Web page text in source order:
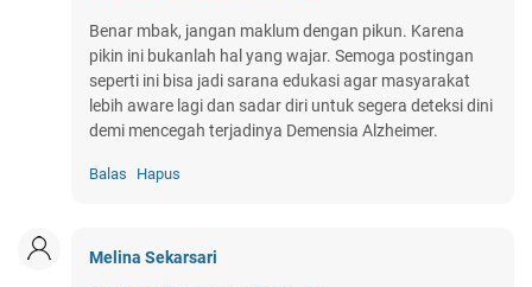
Benar mbak, jangan maklum dengan pikun. Karena
pikin ini bukanlah hal yang wajar. Semoga postingan
seperti ini bisa jadi sarana edukasi agar masyarakat
lebih aware lagi dan sadar diri untuk segera deteksi dini
demi mencegah terjadinya Demensia Alzheimer.
Balas Hapus
Melina Sekarsari